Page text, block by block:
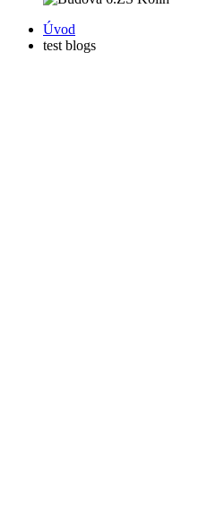
Úvod
test blogs